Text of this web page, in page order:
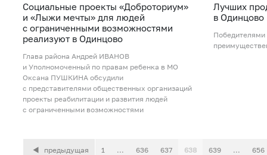
Социальные проекты «Доброториум»
и «Лыжи мечты» для людей
с ограниченными возможностями
реализуют в Одинцово
Глава района Андрей ИВАНОВ
и Уполномоченный по правам ребенка в МО
Оксана ПУШКИНА обсудили
с представителями общественных организаций
проекты реабилитации и развития людей
с ограниченными возможностями
Лучших
в Одинцово
Победителями
предыдущая 1 ... 636 637 638 639 ... 656